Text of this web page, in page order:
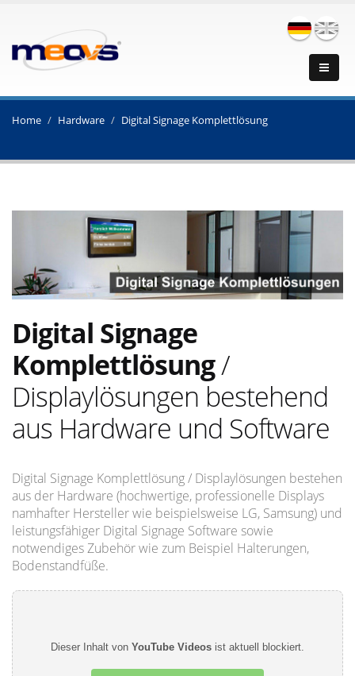
Home Hardware Digital Signage Komplettlösung
Digital Signage
Komplettlösung/
Displaylösungen bestehend
aus Hardware und Software
Digital Signage Komplettlösung / Displaylösungen bestehen
aus der Hardware (hochwertige, professionelle Displays
namhafter Hersteller wie beispielsweise LG, Samsung) und
leistungsfähiger Digital Signage Software sowie
notwendiges Zubehör wie zum Beispiel Halterungen,
Bodenstandfüße.
Dieser Inhalt von YouTube Videos ist aktuell blockiert.